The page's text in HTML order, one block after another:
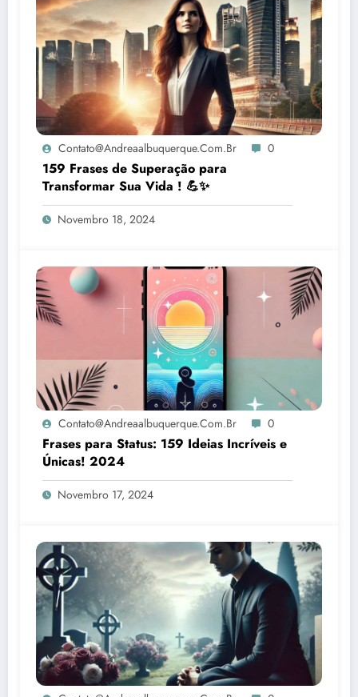
Contato@andreaalbuquerque.com.br 0
159 Frases de Superação para
Transformar Sua Vida ! 💪✨
Novembro 18, 2024
Contato@andreaalbuquerque.com.br 0
Frases para Status: 159 Ideias Incríveis e
Únicas! 2024
Novembro 17, 2024